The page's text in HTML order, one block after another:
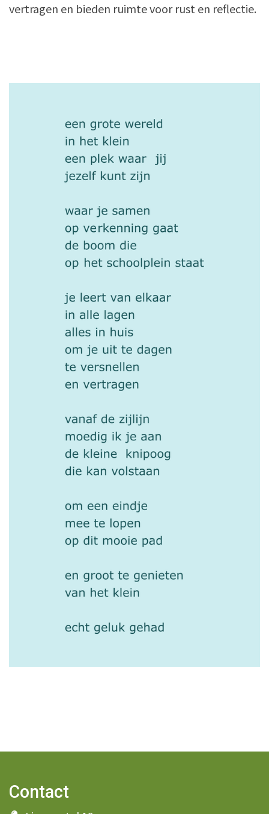
vertragen en bieden ruimte voor rust en reflectie.
Contact